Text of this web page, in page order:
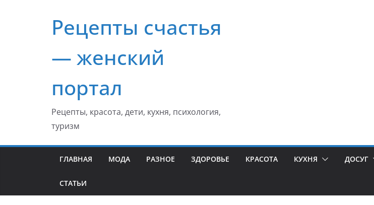
содержимомуРецепты счастья
— женский
портал
Рецепты, красота, дети, кухня, психология,
туризм
ГЛАВНАЯ МОДА РАЗНОЕ ЗДОРОВЬЕ КРАСОТА КУХНЯ ДОСУГ
СТАТЬИ